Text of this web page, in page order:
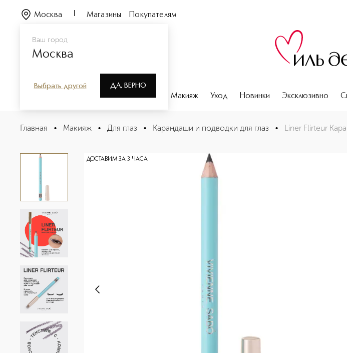
Ваш город
Москва
Выбрать другой ДА, ВЕРНО
Москва Магазины Покупателям
Парфюмерия Макияж Уход Новинки Эксклюзивно
Liner Flirteur Карандаш для глаз
Описание
Главная • Макияж • Для глаз • Карандаши и подводки для глаз • Liner Flirteur
ДОСТАВИМ ЗА 3 ЧАСА